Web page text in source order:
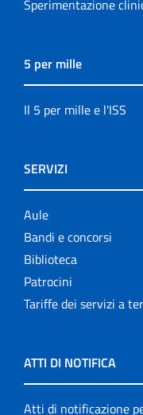
Sperimentazione
5 per mille
Il 5 per mille e l'ISS
SERVIZI
Aule
Bandi e concorsi
Biblioteca
Patrocini
Tariffe dei servizi a
ATTI DI NOTIFICA
Atti di notificazione